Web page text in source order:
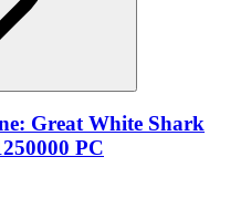
Great White Shark
PC